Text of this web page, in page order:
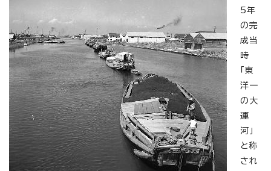
5年
の完
成当
時
「東
洋一
の大
運
河」
と称
され